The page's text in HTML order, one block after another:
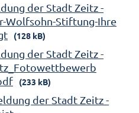
der Stadt Zeitz -
Wolfsohn-Stiftung-Ihre
(128 kB)
der Stadt Zeitz -
(233 kB)
der Stadt Zeitz -